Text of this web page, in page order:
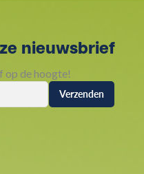
nieuwsbrief
op de hoogte!